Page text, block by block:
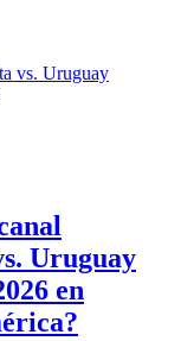
Uruguay
en